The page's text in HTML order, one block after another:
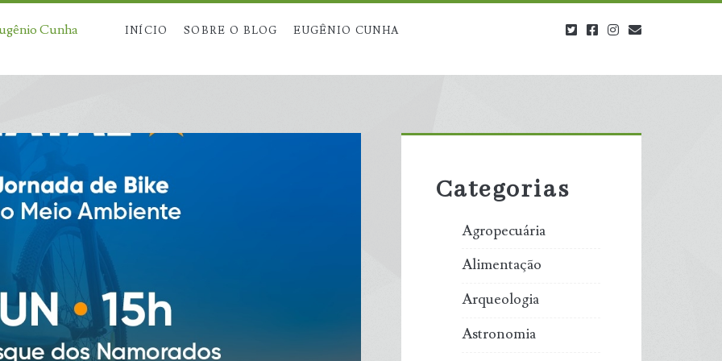
Cunha INÍCIO SOBRE O BLOG EUGÊNIO CUNHA twitterfacebookinstagram
Sidebar
Categorias
Agropecuária
Alimentação
Arqueologia
Astronomia